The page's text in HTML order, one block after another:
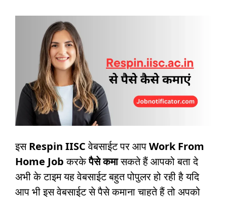
इसRespin IISCवेबसाईट पर आपWork From
Home Jobकरकेपैसे कमासकते हैं आपको बता दे
अभी के टाइम यह वेबसाईट बहुत पोपुलर हो रही है यदि
आप भी इस वेबसाईट से पैसे कमाना चाहते हैं तो अपको